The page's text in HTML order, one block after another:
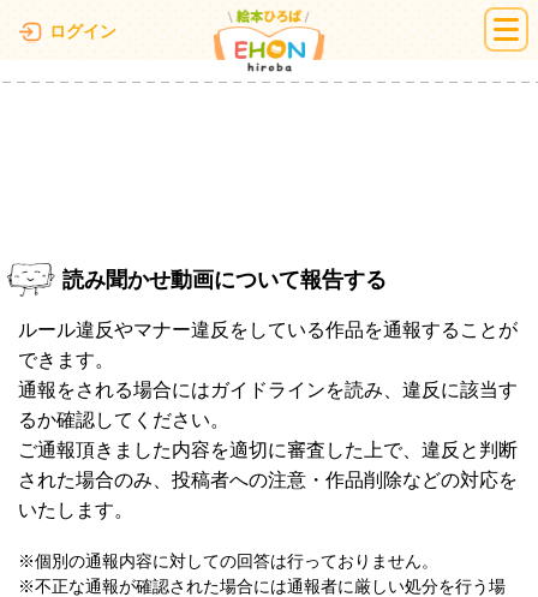
ログイン 絵本ひろば
読み聞かせ動画について報告する
ルール違反やマナー違反をしている作品を通報することが
できます。
通報をされる場合にはガイドラインを読み、違反に該当す
るか確認してください。
ご通報頂きました内容を適切に審査した上で、違反と判断
された場合のみ、投稿者への注意・作品削除などの対応を
いたします。
※個別の通報内容に対しての回答は行っておりません。
※不正な通報が確認された場合には通報者に厳しい処分を行う場